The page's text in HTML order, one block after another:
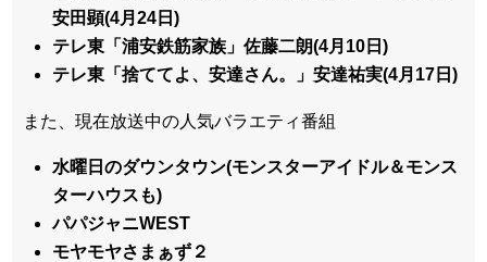
安田顕(4月24日)
テレ東「浦安鉄筋家族」佐藤二朗(4月10日)
テレ東「捨ててよ、安達さん。」安達祐実(4月17日)
また、現在放送中の人気バラエティ番組
水曜日のダウンタウン(モンスターアイドル＆モンス
ターハウスも)
パパジャニWEST
モヤモヤさまぁず２